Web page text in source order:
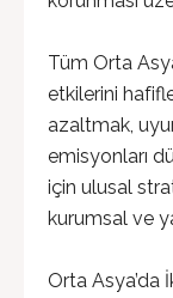
Tüm Orta
etkilerini
azaltmak,
emisyonları
için ulusal
kurumsal ve
Orta Asya’da